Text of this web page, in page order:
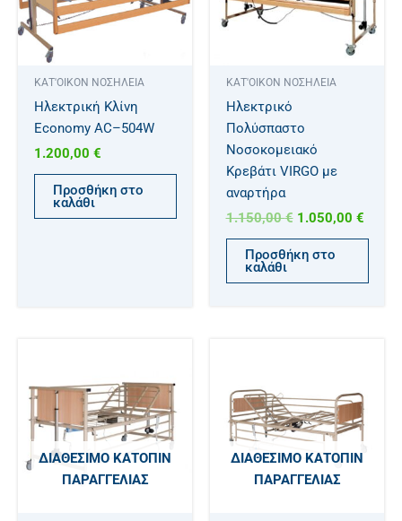
ΚΑΤ'ΟΙΚΟΝ ΝΟΣΗΛΕΙΑ
Ηλεκτρική Κλίνη
Economy AC–504W
1.200,00 €
Προσθήκη στο
καλάθι
ΚΑΤ'ΟΙΚΟΝ ΝΟΣΗΛΕΙΑ
Ηλεκτρικό
Πολύσπαστο
Νοσοκομειακό
Κρεβάτι VIRGO με
αναρτήρα
1.150,00€ 1.050,00 €
Προσθήκη στο
καλάθι
ΔΙΑΘΈΣΙΜΟ ΚΑΤΌΠΙΝ
ΠΑΡΑΓΓΕΛΊΑΣ
ΔΙΑΘΈΣΙΜΟ ΚΑΤΌΠΙΝ
ΠΑΡΑΓΓΕΛΊΑΣ